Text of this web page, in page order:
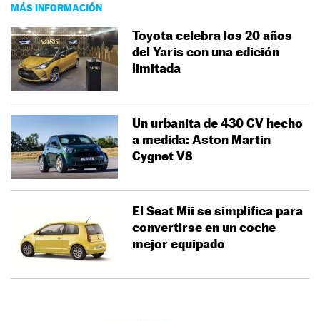
MÁS INFORMACIÓN
Toyota celebra los 20 años
del Yaris con una edición
limitada
Un urbanita de 430 CV hecho
a medida: Aston Martin
Cygnet V8
El Seat Mii se simplifica para
convertirse en un coche
mejor equipado